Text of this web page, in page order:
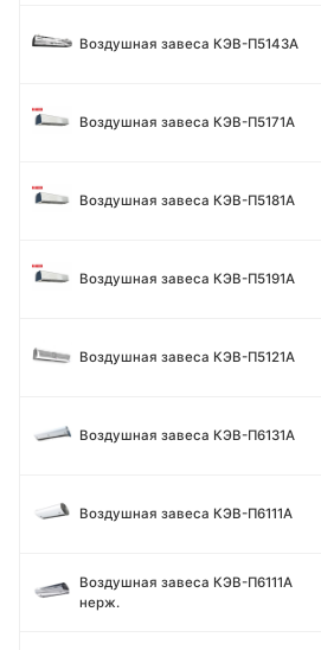
Воздушная завеса КЭВ-П5143A
Воздушная завеса КЭВ-П5171А
Воздушная завеса КЭВ-П5181А
Воздушная завеса КЭВ-П5191А
Воздушная завеса КЭВ-П5121А
Воздушная завеса КЭВ-П6131A
Воздушная завеса КЭВ-П6111A
Воздушная завеса КЭВ-П6111A
нерж.